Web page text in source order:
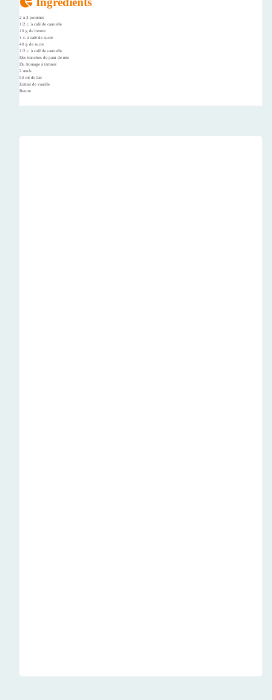
2 à 3 pommes
1/2 c. à café de cannelle
10 g de beurre
1 c. à café de sucre
40 g de sucre
1/2 c. à café de cannelle
Des tranches de pain de mie
Du fromage à tartiner
2 œufs
50 ml de lait
Extrait de vanille
Beurre